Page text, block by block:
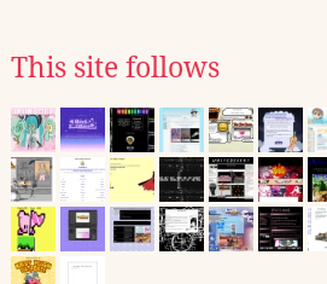
This site follows